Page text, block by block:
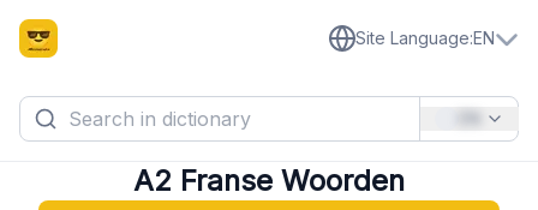
Site Language:EN
A2 Franse Woorden